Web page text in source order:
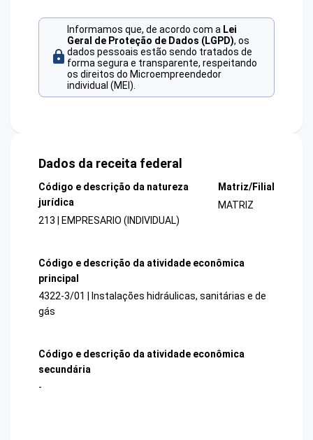
Informamos que, de acordo com a Lei
Geral de Proteção de Dados (LGPD), os
dados pessoais estão sendo tratados de
forma segura e transparente, respeitando
os direitos do Microempreendedor
individual (MEI).
Dados da receita federal
Código e descrição da natureza
jurídica
213 | EMPRESARIO (INDIVIDUAL)
Matriz/Filial
MATRIZ
Código e descrição da atividade econômica
principal
4322-3/01 | Instalações hidráulicas, sanitárias e de
gás
Código e descrição da atividade econômica
secundária
-